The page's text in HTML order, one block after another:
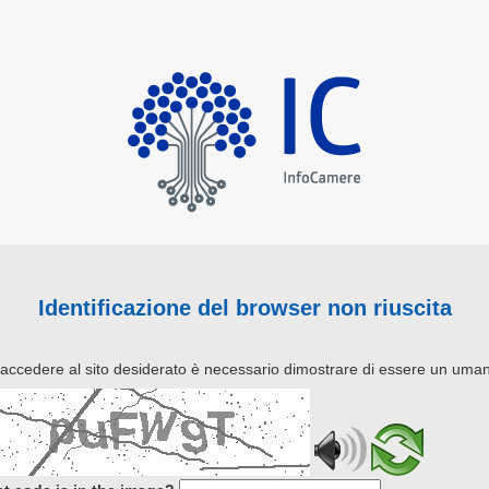
Identificazione del browser non riuscita
al sito desiderato è necessario dimostrare di essere un